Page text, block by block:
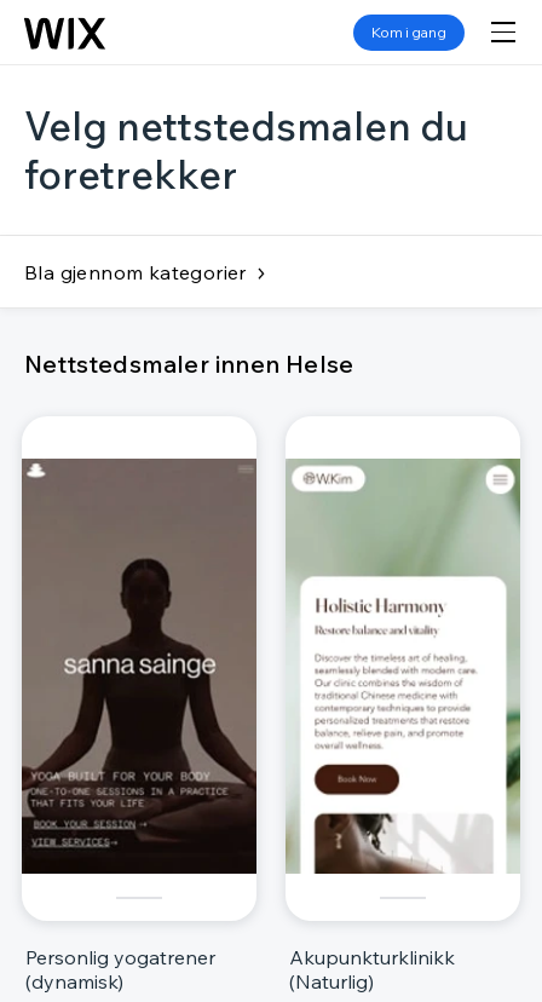
Kom i gang
Velg nettstedsmalen du
foretrekker
Bla gjennom kategorier
Nettstedsmaler innen Helse
Personlig yogatrener
(dynamisk)
Akupunkturklinikk
(Naturlig)